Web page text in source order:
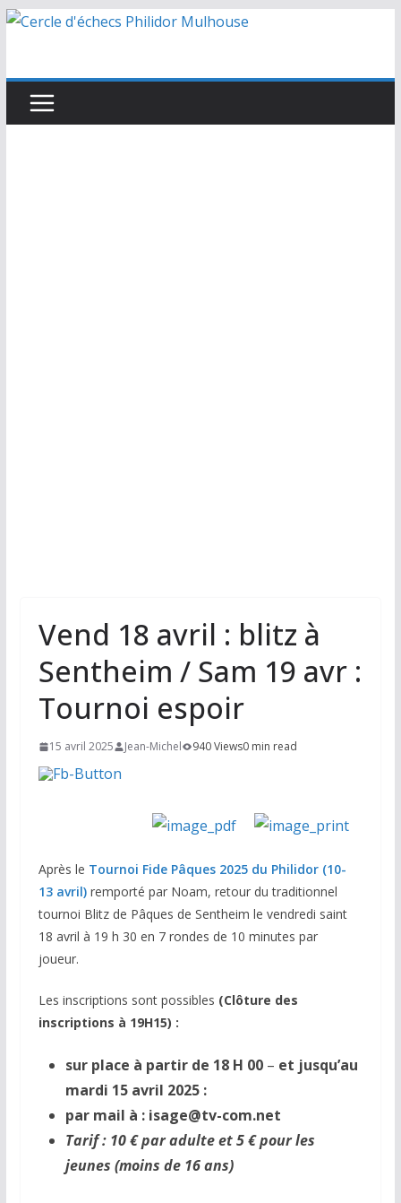
Passer
Vend 18 avril : blitz à
Sentheim / Sam 19 avr :
Tournoi espoir
15 avril 2025 Jean-Michel 940 Views0 min read
Après le Tournoi Fide Pâques 2025 du Philidor (10-
13 avril)remporté par Noam, retour du traditionnel
tournoi Blitz de Pâques de Sentheim le vendredi saint
18 avril à 19 h 30 en 7 rondes de 10 minutes par
joueur.
Les inscriptions sont possibles (Clôture des
inscriptions à 19H15) :
sur place à partir de 18 H 00 – et jusqu’au
mardi 15 avril 2025 :
par mail à : isage@tv-com.net
Tarif : 10 € par adulte et 5 € pour les
jeunes (moins de 16 ans)